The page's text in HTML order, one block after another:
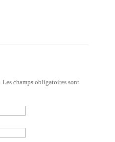
Les champs obligatoires sont